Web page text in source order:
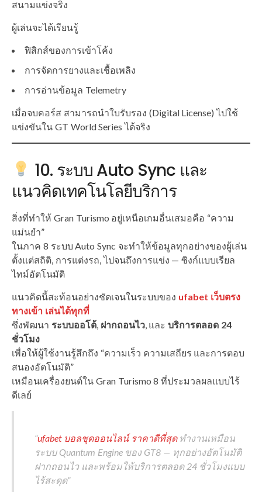
สนามแข่งจริง
ผู้เล่นจะได้เรียนรู้
ฟิสิกส์ของการเข้าโค้ง
การจัดการยางและเชื้อเพลิง
การอ่านข้อมูล Telemetry
เมื่อจบคอร์ส สามารถนำใบรับรอง (Digital License) ไปใช้
แข่งขันใน GT World Series ได้จริง
10. ระบบ Auto Sync และ
แนวคิดเทคโนโลยีบริการ
สิ่งที่ทำให้ Gran Turismo อยู่เหนือเกมอื่นเสมอคือ “ความ
แม่นยำ”
ในภาค 8 ระบบ Auto Sync จะทำให้ข้อมูลทุกอย่างของผู้เล่น
ตั้งแต่สถิติ, การแต่งรถ, ไปจนถึงการแข่ง — ซิงก์แบบเรียล
ไทม์อัตโนมัติ
แนวคิดนี้สะท้อนอย่างชัดเจนในระบบของ ufabet เว็บตรง
ทางเข้า เล่นได้ทุกที่
ซึ่งพัฒนา ระบบออโต้, ฝากถอนไว, และบริการตลอด 24
ชั่วโมง
เพื่อให้ผู้ใช้งานรู้สึกถึง “ความเร็ว ความเสถียร และการตอบ
สนองอัตโนมัติ”
เหมือนเครื่องยนต์ใน Gran Turismo 8 ที่ประมวลผลแบบไร้
ดีเลย์
“ufabet บอลชุดออนไลน์ ราคาดีที่สุดทำงานเหมือน
ระบบ Quantum Engine ของ GT8 — ทุกอย่างอัตโนมัติ
ฝากถอนไว และพร้อมให้บริการตลอด 24 ชั่วโมงแบบ
ไร้สะดุด”